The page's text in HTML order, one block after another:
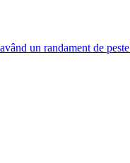
un randament de peste